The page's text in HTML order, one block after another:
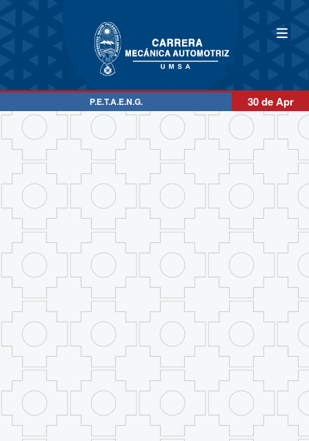
P.E.T.A.E.N.G. 30 de Apr